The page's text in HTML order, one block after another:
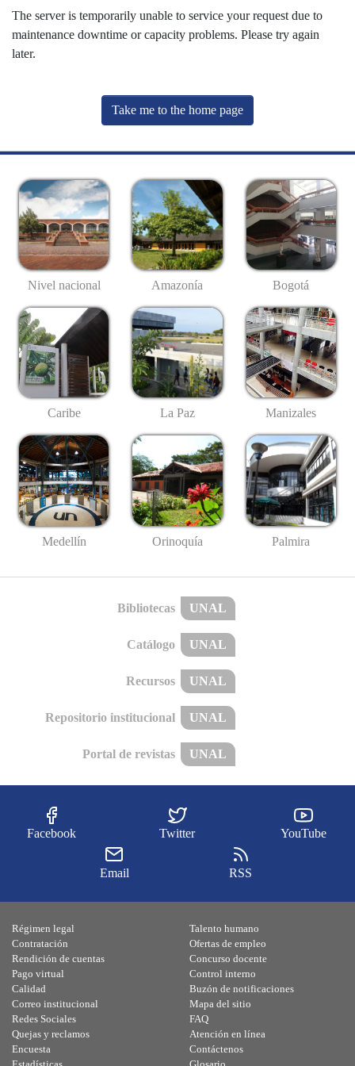
The server is temporarily unable to service your request due to
maintenance downtime or capacity problems. Please try again
later.
Take me to the home page
Nivel nacional Amazonía Bogotá
Caribe La Paz Manizales
Medellín Orinoquía Palmira
Bibliotecas UNAL
Catálogo UNAL
Recursos UNAL
Repositorio institucional UNAL
Portal de revistas UNAL
Facebook Twitter YouTube
Email RSS
Régimen legal
Contratación
Rendición de cuentas
Pago virtual
Calidad
Talento humano
Ofertas de empleo
Concurso docente
Control interno
Buzón de notificaciones
Correo institucional
Redes Sociales
Quejas y reclamos
Encuesta
Mapa del sitio
FAQ
Atención en línea
Contáctenos